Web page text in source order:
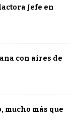
Jefe en
con aires de
mucho más que